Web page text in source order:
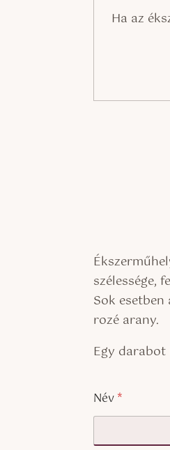
Ha az
szélessége,
Sok
rozé arany.
Egy
Név*